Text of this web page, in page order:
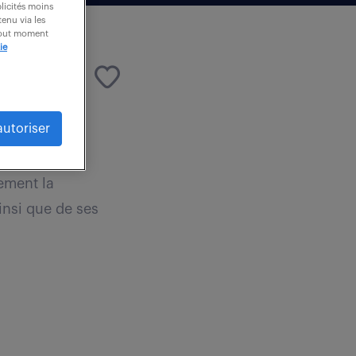
la
que de ses
moins
via les
moment